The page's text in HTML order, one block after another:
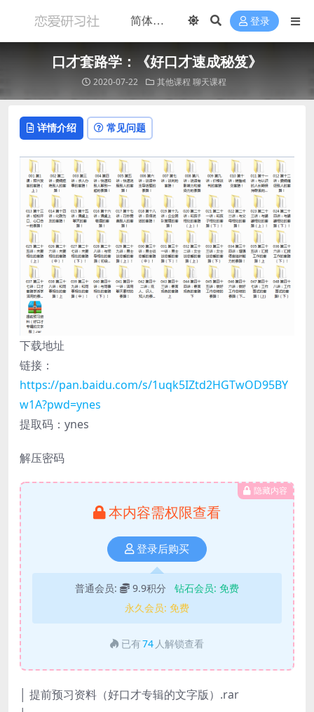
登录
口才套路学：《好口才速成秘笈》
2020-07-22 其他课程 聊天课程
详情介绍 常见问题
下载地址
链接：
https://pan.baidu.com/s/1uqk5IZtd2HGTwOD95BY
w1A?pwd=ynes
提取码：ynes
解压密码
隐藏内容
本内容需权限查看
登录后购买
普通会员: 9.9积分 钻石会员: 免费
永久会员: 免费
已有74 人解锁查看
│ 提前预习资料（好口才专辑的文字版）.rar